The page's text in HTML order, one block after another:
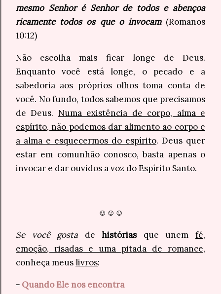
mesmo Senhor é Senhor de todos e abençoa
ricamente todos os que o invocam(Romanos
10:12)
Não escolha mais ficar longe de Deus.
Enquanto você está longe, o pecado e a
sabedoria aos próprios olhos toma conta de
você. No fundo, todos sabemos que precisamos
de Deus. Numa existência de corpo, alma e
espírito, não podemos dar alimento ao corpo e
a alma e esquecermos do espírito. Deus quer
estar em comunhão conosco, basta apenas o
invocar e dar ouvidos a voz do Espírito Santo.
☺☺☺
Se você gosta dehistóriasque unemfé,
emoção, risadas e uma pitada de romance,
conheça meuslivros:
- Quando Ele nos encontra